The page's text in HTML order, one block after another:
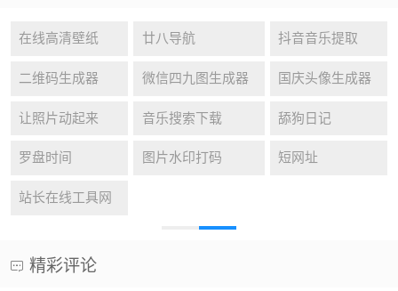
在线高清壁纸 廿八导航 抖音音乐提取
二维码生成器 微信四九图生成器 国庆头像生成器
让照片动起来 音乐搜索下载 舔狗日记
罗盘时间 图片水印打码 短网址
站长在线工具网
精彩评论